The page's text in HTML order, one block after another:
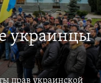
украинцы
прав украинской